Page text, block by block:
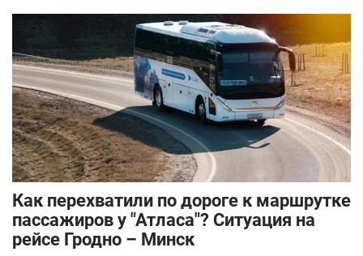
Как перехватили по дороге к маршрутке
пассажиров у "Атласа"? Ситуация на
рейсе Гродно – Минск